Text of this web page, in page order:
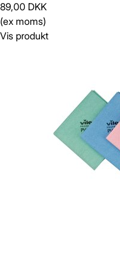
89,00 DKK
(ex moms)
Vis produkt